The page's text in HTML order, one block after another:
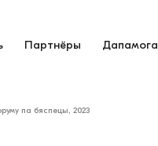
Партнёры Дапамога
па бяспецы, 2023